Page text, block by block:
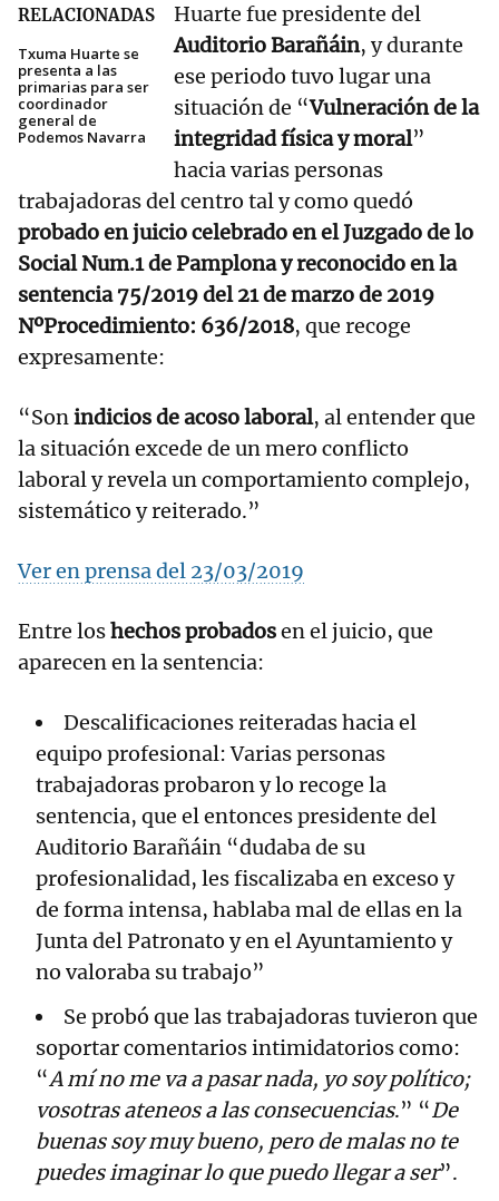
RELACIONADAS
Txuma Huarte se
presenta a las
primarias para ser
coordinador
general de
Podemos Navarra
Huarte fue presidente del
Auditorio Barañáin, y durante
ese periodo tuvo lugar una
situación de “Vulneración de la
integridad física y moral”
hacia varias personas
trabajadoras del centro tal y como quedó
probadoen juicio celebrado en el Juzgado de lo
Social Num.1 de Pamplona y reconocido en la
sentencia 75/2019 del 21 de marzo de 2019
NºProcedimiento: 636/2018, que recoge
expresamente:
“Sonindicios de acoso laboral, al entender que
la situación excede de un mero conflicto
laboral y revela un comportamiento complejo,
sistemático y reiterado.”
Ver en prensa del 23/03/2019
Entre loshechos probadosen el juicio, que
aparecen en la sentencia:
Descalificaciones reiteradas hacia el
equipo profesional: Varias personas
trabajadoras probaron y lo recoge la
sentencia, que el entonces presidente del
Auditorio Barañáin “dudaba de su
profesionalidad, les fiscalizaba en exceso y
de forma intensa, hablaba mal de ellas en la
Junta del Patronato y en el Ayuntamiento y
no valoraba su trabajo”
Se probó que las trabajadoras tuvieron que
soportar comentarios intimidatorios como:
“A mí no me va a pasar nada, yo soy político;
vosotras ateneos a las consecuencias.” “De
buenas soy muy bueno, pero de malas no te
puedes imaginar lo que puedo llegar a ser”.